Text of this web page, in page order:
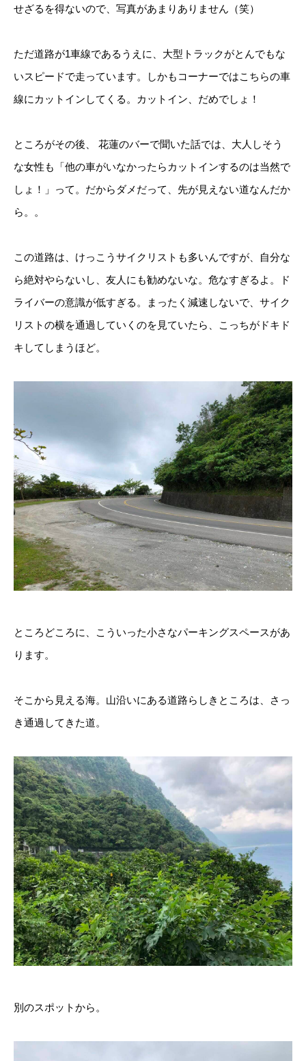
せざるを得ないので、写真があまりありません（笑）
ただ道路が1車線であるうえに、大型トラックがとんでもな
いスピードで走っています。しかもコーナーではこちらの車
線にカットインしてくる。カットイン、だめでしょ！
ところがその後、 花蓮のバーで聞いた話では、大人しそう
な女性も「他の車がいなかったらカットインするのは当然で
しょ！」って。だからダメだって、先が見えない道なんだか
ら。。
この道路は、けっこうサイクリストも多いんですが、自分な
ら絶対やらないし、友人にも勧めないな。危なすぎるよ。ド
ライバーの意識が低すぎる。まったく減速しないで、サイク
リストの横を通過していくのを見ていたら、こっちがドキド
キしてしまうほど。
ところどころに、こういった小さなパーキングスペースがあ
ります。
そこから見える海。山沿いにある道路らしきところは、さっ
き通過してきた道。
別のスポットから。